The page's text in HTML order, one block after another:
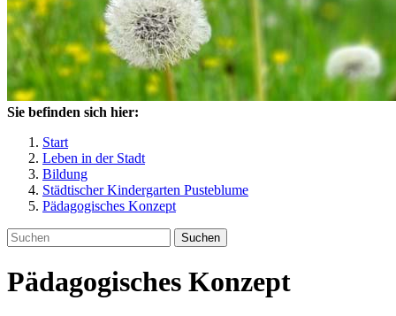
Sie befinden sich hier:
Start
Leben in der Stadt
Bildung
Städtischer Kindergarten Pusteblume
Pädagogisches Konzept
Suchen
Pädagogisches Konzept